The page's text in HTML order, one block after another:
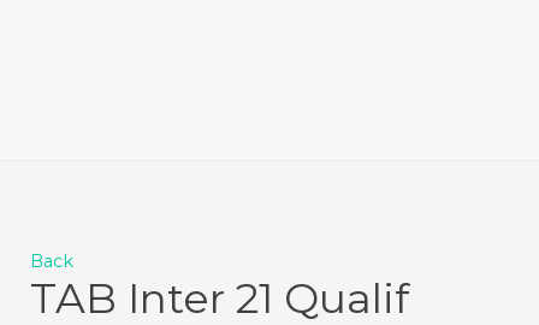
Back
TAB Inter 21 Qualif